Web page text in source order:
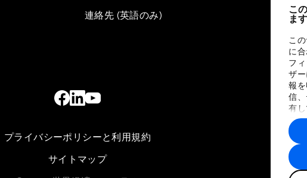
こ
ます
こ
に
フ
ザ
報
信
有
ユ
報
に
ト
す。
連絡先 (英語のみ)
プライバシーポリシーと利用規約
サイトマップ